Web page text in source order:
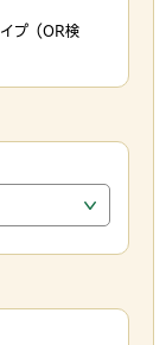
プ（OR検